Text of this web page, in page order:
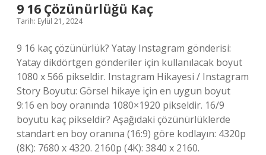
9 16 Çözünürlüğü Kaç
Tarih: Eylül 21, 2024
9 16 kaç çözünürlük? Yatay Instagram gönderisi:
Yatay dikdörtgen gönderiler için kullanılacak boyut
1080 x 566 pikseldir. Instagram Hikayesi / Instagram
Story Boyutu: Görsel hikaye için en uygun boyut
9:16 en boy oranında 1080×1920 pikseldir. 16/9
boyutu kaç pikseldir? Aşağıdaki çözünürlüklerde
standart en boy oranına (16:9) göre kodlayın: 4320p
(8K): 7680 x 4320. 2160p (4K): 3840 x 2160.